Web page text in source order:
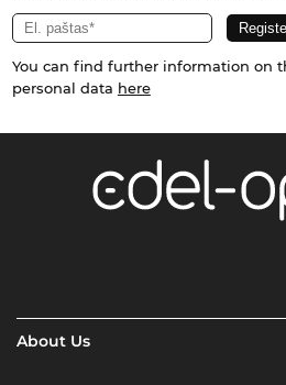
You can find further information on
personal data here
About Us